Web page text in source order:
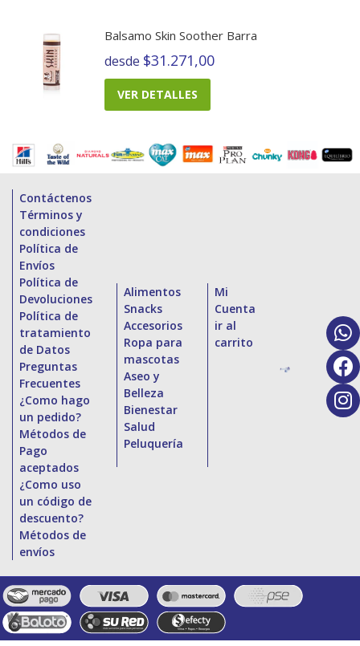
Balsamo Skin Soother Barra
desde $31.271,00
VER DETALLES
Contáctenos
Términos y
condiciones
Política de
Envíos
Política de
Devoluciones
Política de
tratamiento
de Datos
Preguntas
Frecuentes
¿Como hago
un pedido?
Métodos de
Pago
aceptados
¿Como uso
un código de
descuento?
Métodos de
envíos
Alimentos
Snacks
Accesorios
Ropa para
mascotas
Aseo y
Belleza
Bienestar
Salud
Peluquería
Mi
Cuenta
ir al
carrito